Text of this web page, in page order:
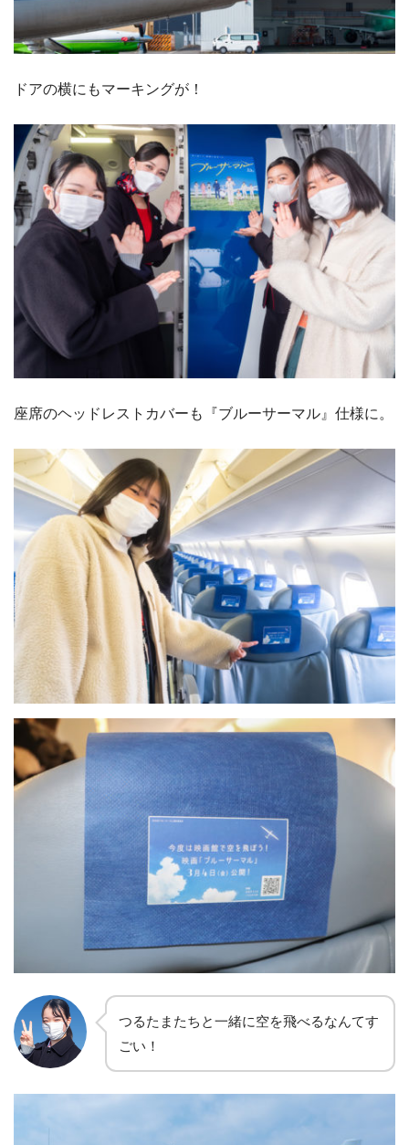
ドアの横にもマーキングが！
座席のヘッドレストカバーも『ブルーサーマル』仕様に。
つるたまたちと一緒に空を飛べるなんてす
ごい！